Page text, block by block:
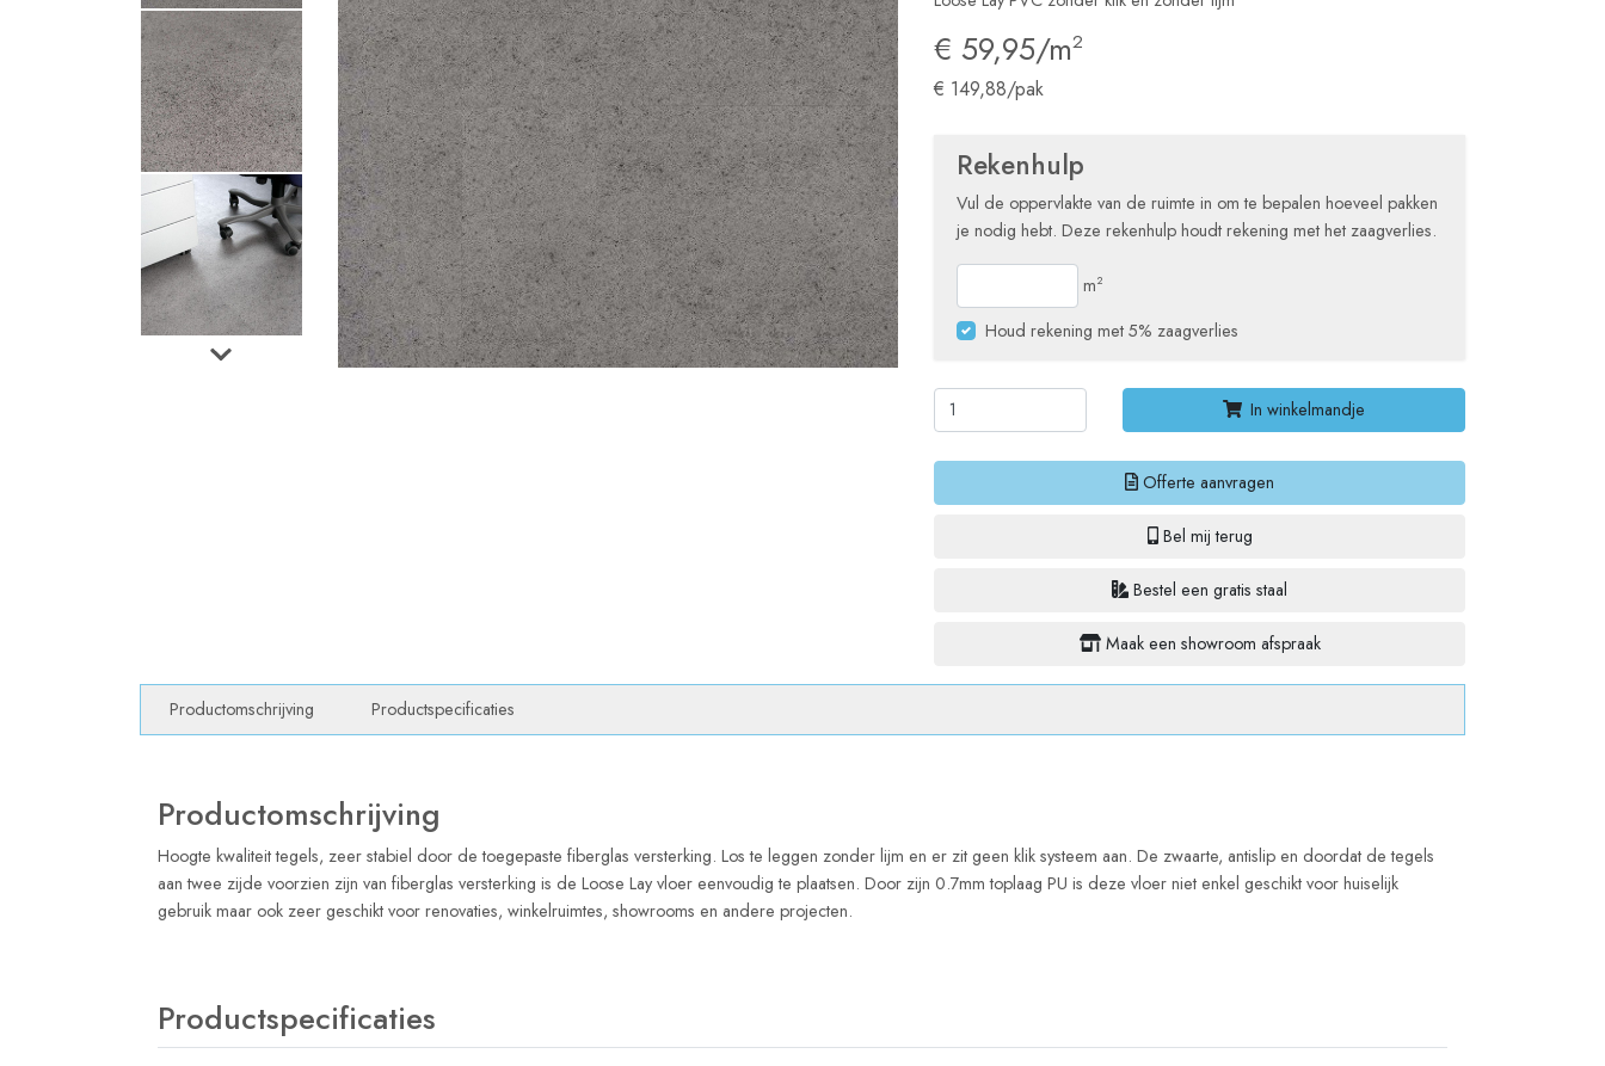
€ 59,95/m2
€ 149,88/pak
Rekenhulp
Vul de oppervlakte van de ruimte in om te bepalen hoeveel pakken
je nodig hebt. Deze rekenhulp houdt rekening met het zaagverlies.
m2
Houd rekening met 5% zaagverlies
In winkelmandje
Offerte aanvragen
Bel mij terug
Bestel een gratis staal
Maak een showroom afspraak
Productomschrijving Productspecificaties
Productomschrijving
Hoogte kwaliteit tegels, zeer stabiel door de toegepaste fiberglas versterking. Los te leggen zonder lijm en er zit geen klik systeem aan. De zwaarte, antislip en doordat de tegels
aan twee zijde voorzien zijn van fiberglas versterking is de Loose Lay vloer eenvoudig te plaatsen. Door zijn 0.7mm toplaag PU is deze vloer niet enkel geschikt voor huiselijk
gebruik maar ook zeer geschikt voor renovaties, winkelruimtes, showrooms en andere projecten.
Productspecificaties